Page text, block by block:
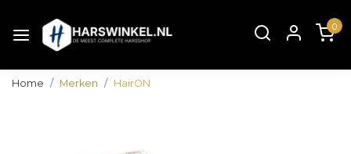
0
Home Merken HairON